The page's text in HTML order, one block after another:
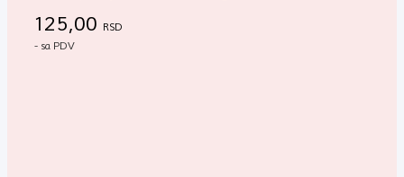
125,00 RSD
- sa PDV